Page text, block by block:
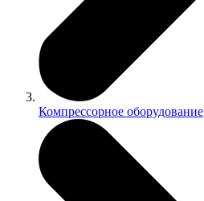
Компрессорное оборудование